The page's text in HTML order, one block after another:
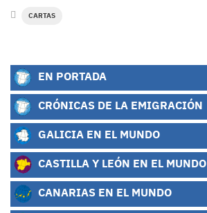
CARTAS
EN PORTADA
CRÓNICAS DE LA EMIGRACIÓN
GALICIA EN EL MUNDO
CASTILLA Y LEÓN EN EL MUNDO
CANARIAS EN EL MUNDO